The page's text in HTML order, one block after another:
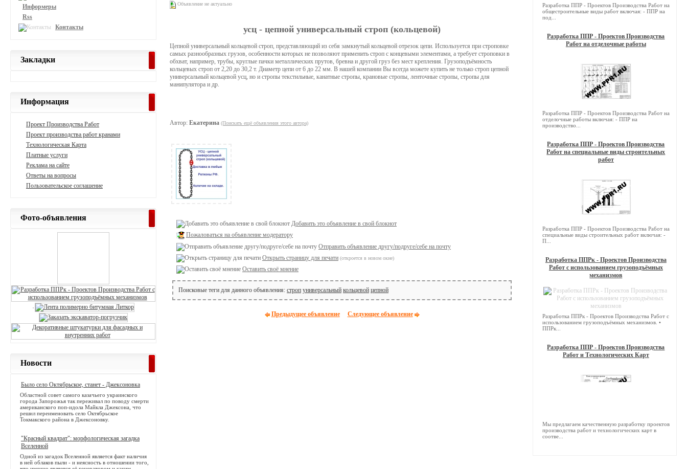
Объявление не актуально
усц - цепной универсальный строп (кольцевой)
Цепной универсальный кольцевой строп, представляющий из себя замкнутый кольцевой отрезок цепи. Используется при строповке
самых разнообразных грузов, особенности которых не позволяют применить строп с концевыми элементами, а требует строповки в
обхват, например, трубы, круглые пачки металлических прутов, бревна и другой груз без мест крепления. Грузоподъёмность
кольцевых строп от 2,20 до 30,2 т. Диаметр цепи от 6 до 22 мм. В нашей компании Вы всегда можете купить не только строп цепной
универсальный кольцевой усц, но и стропы текстильные, канатные стропы, крановые стропы, ленточные стропы, стропы для
манипулятора и др.
Автор: Екатерина (Поискать ещё объявления этого автора)
Добавить это объявление в свой блокнот
Пожаловаться на объявление модератору
Отправить объявление другу/подруге/себе на почту
Открыть страницу для печати (откроется в новом окне)
Оставить своё мнение
Поисковые теги для данного объявления: строп универсальный кольцевой цепной
Предыдущее объявление Следующее объявление
Информеры
Rss
Контакты
Закладки
Информация
Проект Производства Работ
Проект производства работ кранами
Технологическая Карта
Платные услуги
Реклама на сайте
Ответы на вопросы
Пользовательское соглашение
Фото-объявления
Новости
Было село Октябрьское, станет - Джексоновка
Областной совет самого казачьего украинского
города Запорожья так переживал по поводу смерти
американского поп-идола Майкла Джексона, что
решил переименовать село Октябрьское
Токмакского района в Джексоновку.
"Красный квадрат": морфологическая загадка
Вселенной
Одной из загадок Вселенной является факт наличия
в ней облаков пыли - и неясность в отношении того,
Разработка ППР - Проектов Производства Работ на
общестроительные виды работ включая: - ППР на
под...
Разработка ППР - Проектов Производства
Работ на отделочные работы
Разработка ППР - Проектов Производства Работ на
отделочные работы включая: - ППР на
производство...
Разработка ППР - Проектов Производства
Работ на специальные виды строительных
работ
Разработка ППР - Проектов Производства Работ на
специальные виды строительных работ включая: -
П...
Разработка ППРк - Проектов Производства
Работ с использованием грузоподъёмных
механизмов
Разработка ППРк - Проектов Производства Работ с
использованием грузоподъёмных механизмов. •
ППРк...
Разработка ППР - Проектов Производства
Работ и Технологических Карт
Мы предлагаем качественную разработку проектов
производства работ и технологических карт в
соотве...